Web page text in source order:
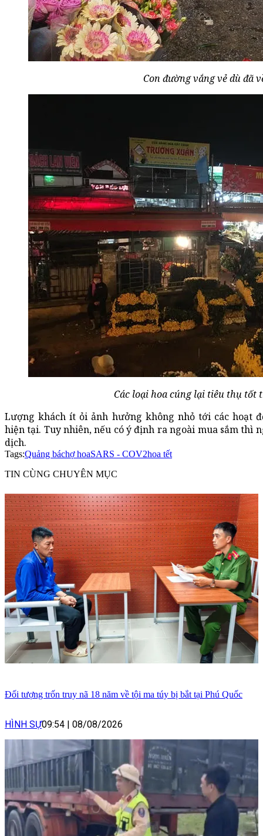
Con đường vắng vẻ dù đã
Các loại hoa cúng lại tiêu thụ tốt
Lượng khách ít ỏi ảnh hưởng không nhỏ tới các hoạt
hiện tại. Tuy nhiên, nếu có ý định ra ngoài mua sắm thì
dịch.
Tags:Quảng báchợ hoaSARS - COV2hoa tết
TIN CÙNG CHUYÊN MỤC
Đối tượng trốn truy nã 18 năm về tội ma túy bị bắt tại Phú Quốc
HÌNH SỰ09:54 08/08/2026